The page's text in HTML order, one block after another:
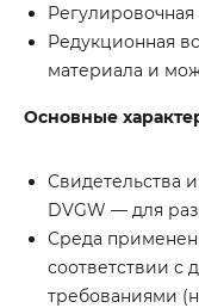
Редукционная
материала и
Основные
Свидетельства
DVGW — для
Среда
соответствии с
требованиями